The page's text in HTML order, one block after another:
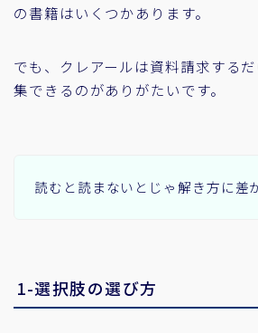
の書籍はいくつかあります。
でも、クレアールは資料請求する
集できるのがありがたいです。
読むと読まないとじゃ解き方に差
1-選択肢の選び方